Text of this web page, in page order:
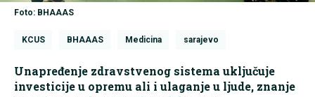
Foto: BHAAAS
KCUS BHAAAS Medicina sarajevo
Unapređenje zdravstvenog sistema uključuje
investicije u opremu ali i ulaganje u ljude, znanje